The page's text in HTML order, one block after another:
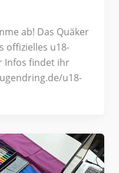
ab! Das Quäker
offizielles u18-
Infos findet ihr
u18-